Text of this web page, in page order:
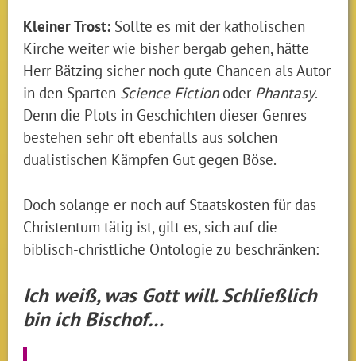
Kleiner Trost: Sollte es mit der katholischen
Kirche weiter wie bisher bergab gehen, hätte
Herr Bätzing sicher noch gute Chancen als Autor
in den Sparten Science Fiction oder Phantasy.
Denn die Plots in Geschichten dieser Genres
bestehen sehr oft ebenfalls aus solchen
dualistischen Kämpfen Gut gegen Böse.
Doch solange er noch auf Staatskosten für das
Christentum tätig ist, gilt es, sich auf die
biblisch-christliche Ontologie zu beschränken:
Ich weiß, was Gott will. Schließlich
bin ich Bischof…